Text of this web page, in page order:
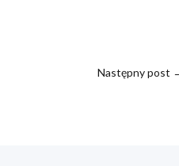
Następny post